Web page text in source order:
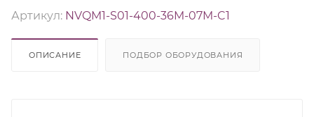
Артикул: NVQM1-S01-400-36M-07M-C1
ОПИСАНИЕ ПОДБОР ОБОРУДОВАНИЯ